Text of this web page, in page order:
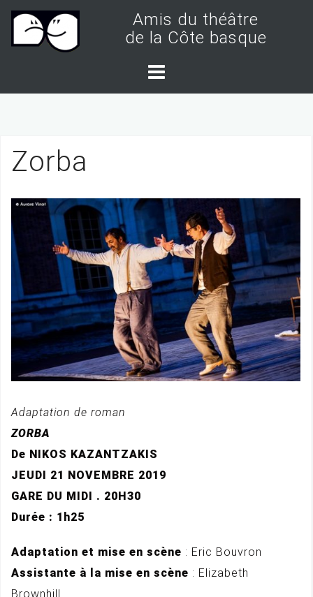
t
Amis du théâtre
de la Côte basque
Zorba
Adaptation de roman
ZORBA
De NIKOS KAZANTZAKIS
JEUDI 21 NOVEMBRE 2019
GARE DU MIDI . 20H30
Durée : 1h25
Adaptation et mise en scène : Eric Bouvron
Assistante à la mise en scène : Elizabeth
Brownhill